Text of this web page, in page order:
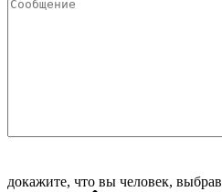
докажите, что вы человек, выбрав